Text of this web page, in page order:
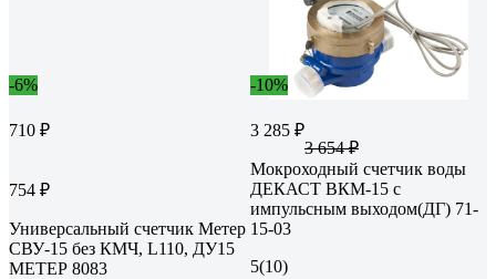
-6%
710 ₽
754 ₽
Универсальный счетчик Метер
СВУ-15 без КМЧ, L110, ДУ15
МЕТЕР 8083
-10%
3 285 ₽
3 654 ₽
Мокроходный счетчик воды
ДЕКАСТ ВКМ-15 с
импульсным выходом(ДГ) 71-
15-03
5(10)